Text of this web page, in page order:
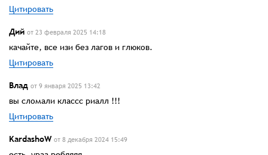
Цитировать
Дий от 23 февраля 2025 14:18
качайте, все изи без лагов и глюков.
Цитировать
Влад от 9 января 2025 13:42
вы сломали классс риалл !!!
Цитировать
KardashoW от 8 декабря 2024 15:49